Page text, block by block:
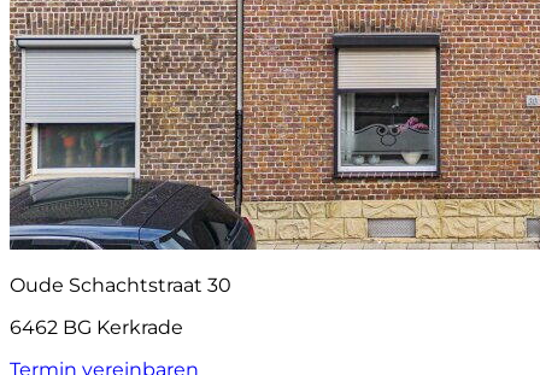
Oude Schachtstraat 30
6462 BG Kerkrade
Termin vereinbaren